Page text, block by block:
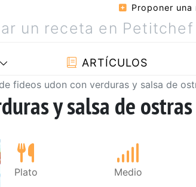
Proponer una
ARTÍCULOS
fideos udon con verduras y salsa de
y salsa de ostras
Plato Medio